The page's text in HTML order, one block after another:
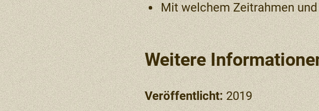
​Mit welchem Zeitrahmen
Weitere
Veröffentlicht:2019